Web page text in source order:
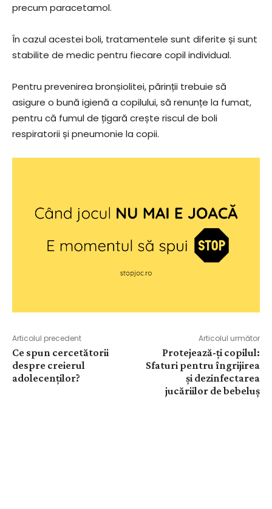
precum paracetamol.
În cazul acestei boli, tratamentele sunt diferite și sunt
stabilite de medic pentru fiecare copil individual.
Pentru prevenirea bronșiolitei, părinții trebuie să
asigure o bună igienă a copilului, să renunțe la fumat,
pentru că fumul de țigară crește riscul de boli
respiratorii și pneumonie la copii.
Articolul precedent
Ce spun cercetătorii
despre creierul
adolecenților?
Articolul următor
Protejează-ți copilul:
Sfaturi pentru îngrijirea
și dezinfectarea
jucăriilor de bebeluș